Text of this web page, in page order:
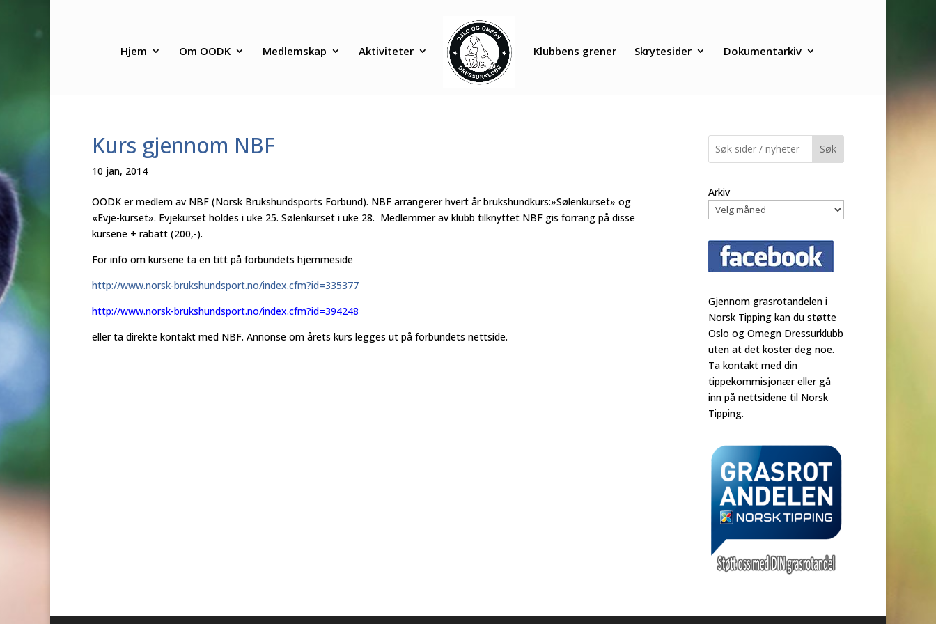
Hjem Om OODK Medlemskap Aktiviteter Klubbens grener Skrytesider Dokumentarkiv
Kurs gjennom NBF
10 jan, 2014
OODK er medlem av NBF (Norsk Brukshundsports Forbund). NBF arrangerer hvert år brukshundkurs:»Sølenkurset» og
«Evje-kurset». Evjekurset holdes i uke 25. Sølenkurset i uke 28. Medlemmer av klubb tilknyttet NBF gis forrang på disse
kursene + rabatt (200,-).
For info om kursene ta en titt på forbundets hjemmeside
http://www.norsk-brukshundsport.no/index.cfm?id=335377
http://www.norsk-brukshundsport.no/index.cfm?id=394248
eller ta direkte kontakt med NBF. Annonse om årets kurs legges ut på forbundets nettside.
Søk
Arkiv
Gjennom grasrotandelen i
Norsk Tipping kan du støtte
Oslo og Omegn Dressurklubb
uten at det koster deg noe.
Ta kontakt med din
tippekommisjonær eller gå
inn på nettsidene til Norsk
Tipping.